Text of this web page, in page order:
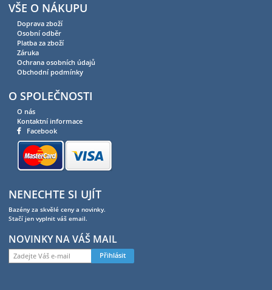
VŠE O NÁKUPU
Doprava zboží
Osobní odběr
Platba za zboží
Záruka
Ochrana osobních údajů
Obchodní podmínky
O SPOLEČNOSTI
O nás
Kontaktní informace
Facebook
NENECHTE SI UJÍT
Bazény za skvělé ceny a novinky.
Stačí jen vyplnit váš email.
NOVINKY NA VÁŠ MAIL
Přihlásit